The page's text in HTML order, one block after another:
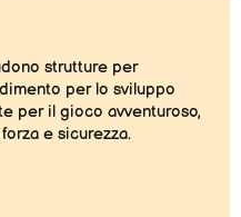
strutture per
per lo sviluppo
per il gioco avventuroso,
e sicurezza.